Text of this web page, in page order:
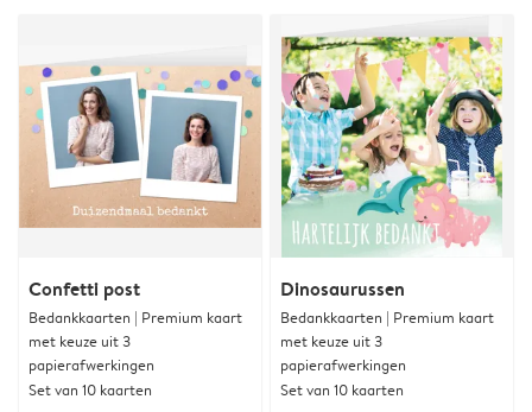
Confetti post
Bedankkaarten | Premium kaart
met keuze uit 3
papierafwerkingen
Set van 10 kaarten
Dinosaurussen
Bedankkaarten | Premium kaart
met keuze uit 3
papierafwerkingen
Set van 10 kaarten